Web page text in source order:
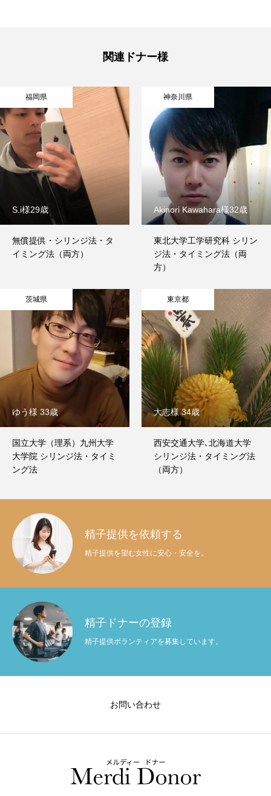
関連ドナー様
福岡県
S.i様29歳
無償提供・シリンジ法・タ
イミング法（両方）
神奈川県
Akinori Kawahara様32歳
東北大学工学研究科 シリン
ジ法・タイミング法（両
方）
茨城県
ゆう様 33歳
国立大学（理系）九州大学
大学院 シリンジ法・タイミ
ング法
東京都
大志様 34歳
西安交通大学､北海道大学
シリンジ法・タイミング法
（両方）
精子提供を依頼する
精子提供を望む女性に安心・安全を。
精子ドナーの登録
精子提供ボランティアを募集しています。
お問い合わせ